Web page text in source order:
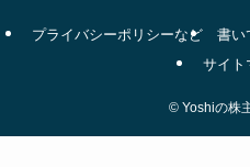
プライバシーポリシーなど 書い
サイト
©Yoshiの株